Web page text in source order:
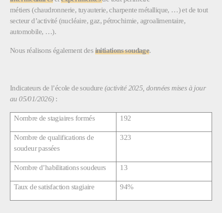
métiers (chaudronnerie, tuyauterie, charpente métallique, …) et de tout
secteur d’activité (nucléaire, gaz, pétrochimie, agroalimentaire,
automobile, …).
Nous réalisons également des initiations soudage.
Indicateurs de l’école de soudure (activité 2025, données mises à jour
au 05/01/2026) :
Nombre de stagiaires formés 192
Nombre de qualifications de
soudeur passées
323
Nombre d’habilitations soudeurs 13
Taux de satisfaction stagiaire 94%